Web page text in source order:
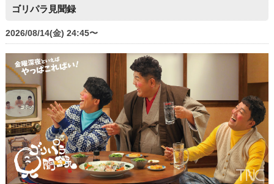
ゴリパラ見聞録
2026/08/14(金) 24:45〜